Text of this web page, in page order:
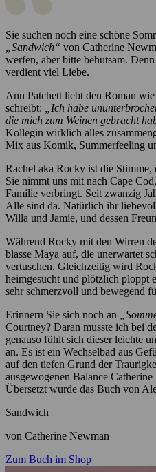
Sie suchen noch eine schöne
„Sandwich“ von Catherine
werfen, aber bitte behutsam.
verdient viel Liebe.
Ann Patchett liebt den Roman
schreibt:
„Ich habe
die mich zum Weinen gebracht
Kollegin wirklich alles
Mix aus Komik, Summerfeeling
Rachel aka Rocky ist die Stimme,
Sie nimmt uns mit nach Cape
Familie verbringt. Seit zwanzig
Alle sind da. Natürlich ihr
Willa und Jamie, und dessen
Während Rocky mit den Wirren
blasse Maya auf, die unerwartet
vertuschen. Gleichzeitig wird
heimgesucht und plötzlich ploppt
sehr schmerzvoll und bewegend
Erinnern Sie sich noch an
Courtney? Daran musste ich bei
genauso fühlt sich dieser leichte
an. Es ist ein Wechselbad aus
auf den tiefen Grund der
ausgewogenen Balance
Übersetzt wurde das Buch von
Sandwich
von Catherine Newman
Zum Buch im Shop